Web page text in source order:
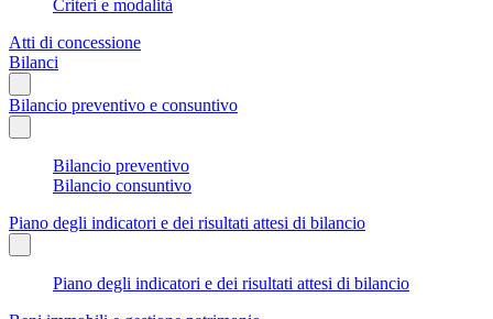
Criteri e modalità
Atti di concessione
Bilanci
Bilancio preventivo e consuntivo
Bilancio preventivo
Bilancio consuntivo
Piano degli indicatori e dei risultati attesi di bilancio
Piano degli indicatori e dei risultati attesi di bilancio